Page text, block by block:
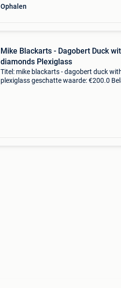
Ophalen
Mike Blackarts - Dagobert Duck
diamonds Plexiglass
Titel: mike blackarts - dagobert duck
plexiglass geschatte waarde: €200.0